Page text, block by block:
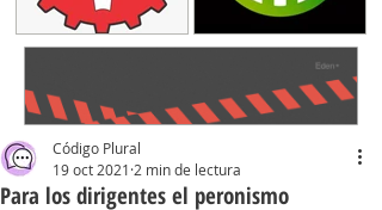
Para los dirigentes el peronismo
Código Plural
19 oct 2021 2 min de lectura